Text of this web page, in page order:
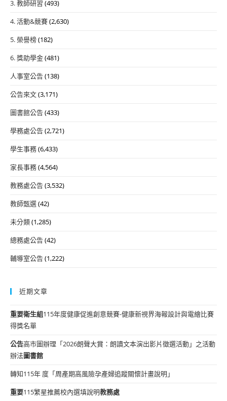
3. 教師研習 (493)
4. 活動&競賽(2,630)
5. 榮譽榜(182)
6. 獎助學金(481)
人事室公告(138)
公告來文(3,171)
圖書館公告(433)
學務處公告(2,721)
學生事務(6,433)
家長事務(4,564)
教務處公告(3,532)
教師甄選(42)
未分類(1,285)
總務處公告(42)
輔導室公告(1,222)
近期文章
重要衛生組115年度健康促進創意競賽-健康新視界海報設計與電繪比賽
得獎名單
公告高市圖辦理「2026朗聲大賞：朗讀文本演出影片徵選活動」之活動
辦法圖書館
轉知115年 度「周產期高風險孕產婦追蹤關懷計畫說明」
重要115繁星推薦校內選填說明教務處